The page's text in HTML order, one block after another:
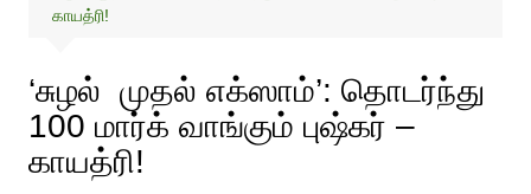
காயத்ரி!
‘சுழல் முதல் எக்ஸாம்’: தொடர்ந்து
100 மார்க் வாங்கும் புஷ்கர் –
காயத்ரி!